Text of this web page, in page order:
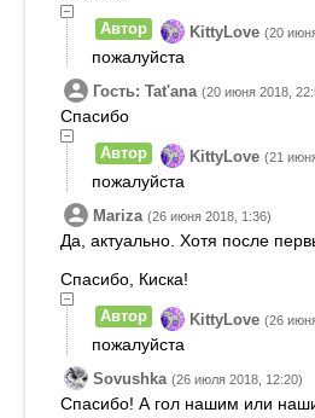
Автор KittyLove (20
пожалуйста
Гость: Tatʹana (20 июня 2018,
Спасибо
Автор KittyLove (21
пожалуйста
Mariza (26 июня 2018, 1:36)
Да, актуально. Хотя после
Спасибо, Киска!
Автор KittyLove (26
пожалуйста
Sovushka (26 июля 2018, 12:20)
Спасибо! А гол нашим или